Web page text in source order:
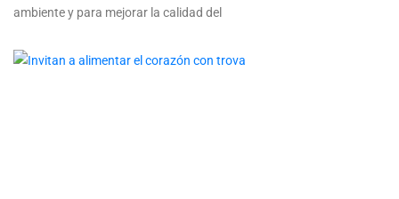
ambiente y para mejorar la calidad del